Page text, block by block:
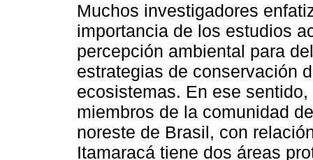
Muchos investigadores
importancia de los estudios
percepción ambiental para
estrategias de conservación
ecosistemas. En ese
miembros de la comunidad
noreste de Brasil, con
Itamaracá tiene dos áreas